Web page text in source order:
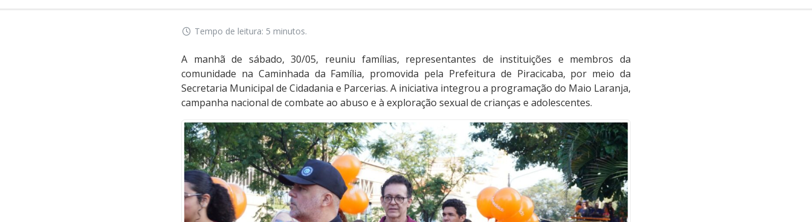
Tempo de leitura: 5 minutos.
A manhã de sábado, 30/05, reuniu famílias, representantes de instituições e membros da
comunidade na Caminhada da Família, promovida pela Prefeitura de Piracicaba, por meio da
Secretaria Municipal de Cidadania e Parcerias. A iniciativa integrou a programação do Maio Laranja,
campanha nacional de combate ao abuso e à exploração sexual de crianças e adolescentes.